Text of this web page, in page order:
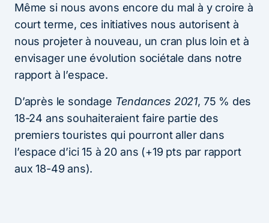
Même si nous avons encore du mal à y croire à
court terme, ces initiatives nous autorisent à
nous projeter à nouveau, un cran plus loin et à
envisager une évolution sociétale dans notre
rapport à l’espace.
D’après le sondage Tendances 2021, 75 % des
18-24 ans souhaiteraient faire partie des
premiers touristes qui pourront aller dans
l’espace d’ici 15 à 20 ans (+19 pts par rapport
aux 18-49 ans).